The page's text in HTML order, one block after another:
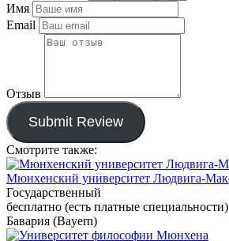
Имя
Email
Отзыв
Submit Review
Смотрите также:
Мюнхенский университет Людвига-
Государственный
бесплатно (есть платные специальности)
Бавария (Bayern)